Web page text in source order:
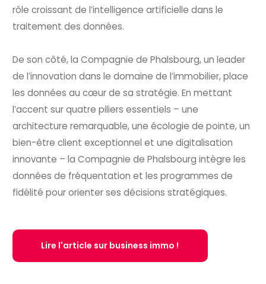
rôle croissant de l’intelligence artificielle dans le
traitement des données.
De son côté, la Compagnie de Phalsbourg, un leader
de l’innovation dans le domaine de l’immobilier, place
les données au cœur de sa stratégie. En mettant
l’accent sur quatre piliers essentiels – une
architecture remarquable, une écologie de pointe, un
bien-être client exceptionnel et une digitalisation
innovante – la Compagnie de Phalsbourg intègre les
données de fréquentation et les programmes de
fidélité pour orienter ses décisions stratégiques.
Lire l'article sur business immo !